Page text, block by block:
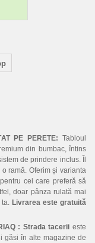
PE PERETE:Tabloul
din bumbac, întins
de prindere inclus. Îl
ramă. Oferim și varianta
cei care preferă să
doar pânza rulată mai
Livrarea este gratuită
: Strada tacerii este
găsi în alte magazine de